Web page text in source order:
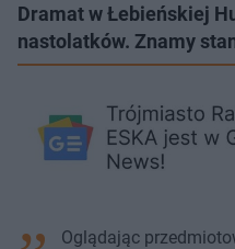
Dramat w Łebieńskiej
nastolatków. Znamy
Oglądając